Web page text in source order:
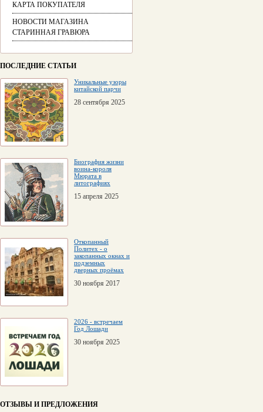
КАРТА ПОКУПАТЕЛЯ
НОВОСТИ МАГАЗИНА
СТАРИННАЯ ГРАВЮРА
ПОСЛЕДНИЕ СТАТЬИ
Уникальные узоры
китайской парчи
28 сентября 2025
Биография жизни
воина-короля
Мюрата в
литографиях
15 апреля 2025
Откопанный
Политех - о
закопанных окнах и
подземных
дверных проёмах
30 ноября 2017
2026 - встречаем
Год Лошади
30 ноября 2025
ОТЗЫВЫ И ПРЕДЛОЖЕНИЯ